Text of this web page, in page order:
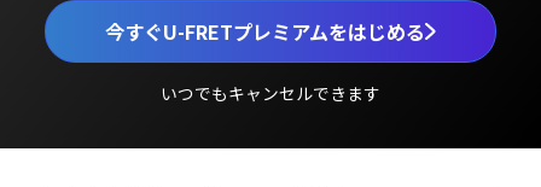
今すぐU-FRETプレミアムをはじめる
いつでもキャンセルできます